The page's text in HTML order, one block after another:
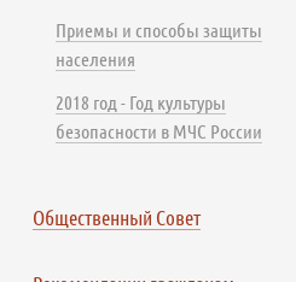
Приемы и способы защиты
населения
2018 год - Год культуры
безопасности в МЧС России
Общественный Совет